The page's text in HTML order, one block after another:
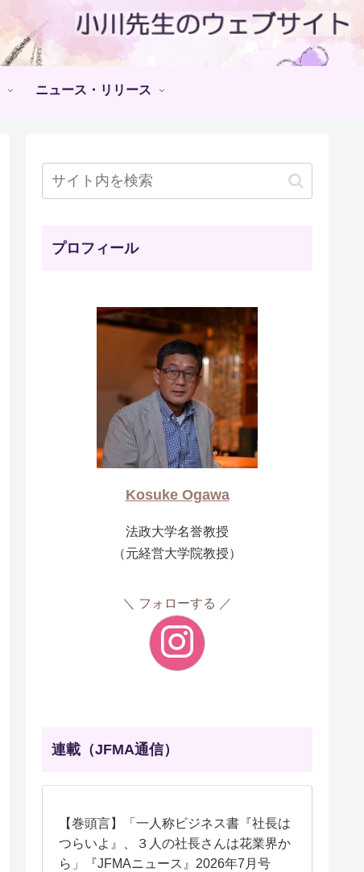
ニュース・リリース
プロフィール
Kosuke Ogawa
法政大学名誉教授
（元経営大学院教授）
フォローする
連載（JFMA通信）
【巻頭言】「一人称ビジネス書『社長は
つらいよ』、３人の社長さんは花業界か
ら」『JFMAニュース』2026年7月号